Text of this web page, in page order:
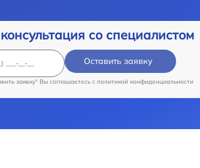
со специалистом
Оставить заявку
заявку" Вы соглашаетесь c политикой конфиденциальности